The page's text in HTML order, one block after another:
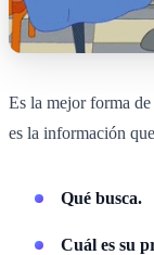
Es la mejor forma
es la información
Qué busca.
Cuál es su